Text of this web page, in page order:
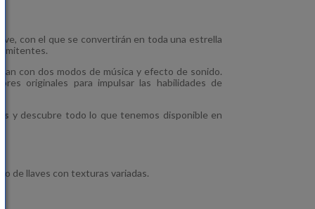
con el que se convertirán en toda una estrella
con dos modos de música y efecto de sonido.
originales para impulsar las habilidades de
y descubre todo lo que tenemos disponible en
de llaves con texturas variadas.